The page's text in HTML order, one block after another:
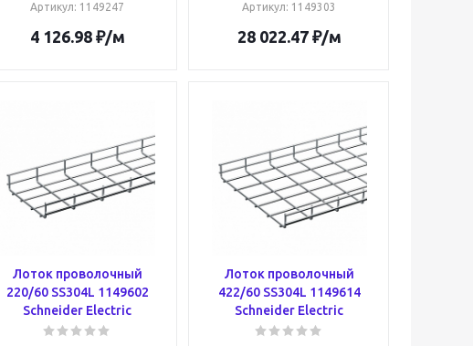
Артикул: 1149247
4 126.98₽/м
Артикул: 1149303
28 022.47₽/м
Лоток проволочный
220/60 SS304L 1149602
Schneider Electric
Лоток проволочный
422/60 SS304L 1149614
Schneider Electric